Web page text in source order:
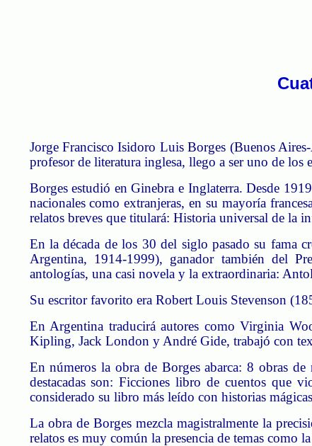
Jorge Francisco Isidoro Luis Borges (Buenos
profesor de literatura inglesa, llego a ser uno de
Borges estudió en Ginebra e Inglaterra. Desde
nacionales como extranjeras, en su mayoría
relatos breves que titulará: Historia universal de la
En la década de los 30 del siglo pasado su fama
Argentina, 1914-1999), ganador también del
antologías, una casi novela y la extraordinaria:
Su escritor favorito era Robert Louis Stevenson
En Argentina traducirá autores como Virginia
Kipling, Jack London y André Gide, trabajó con
En números la obra de Borges abarca: 8 obras
destacadas son: Ficciones libro de cuentos
considerado su libro más leído con historias
La obra de Borges mezcla magistralmente la
relatos es muy común la presencia de temas como